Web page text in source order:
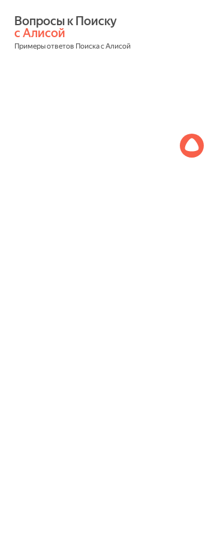
с Алисой
Примеры ответов Поиска с Алисой